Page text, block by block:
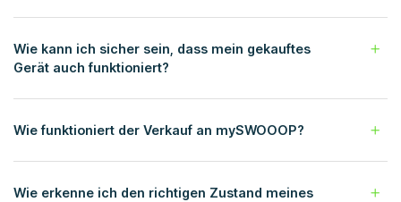
Wie kann ich sicher sein, dass mein gekauftes
Gerät auch funktioniert?
Wie funktioniert der Verkauf an mySWOOOP?
Wie erkenne ich den richtigen Zustand meines